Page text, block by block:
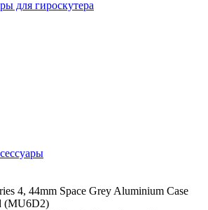
для гироскутера
4, 44mm Space Grey Aluminium Case
(MU6D2)